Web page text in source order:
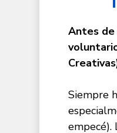
Antes de
Siempre
empecé).